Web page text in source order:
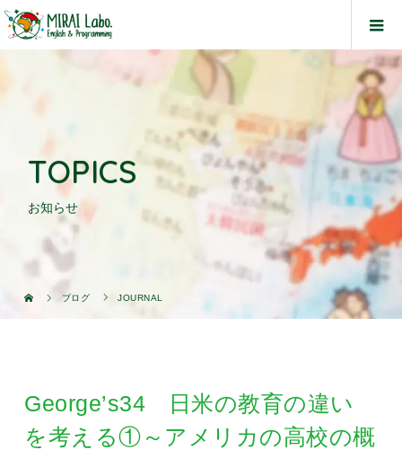
TOPICS
お知らせ
ブログ JOURNAL
George’s34 日米の教育の違い
を考える①～アメリカの高校の概